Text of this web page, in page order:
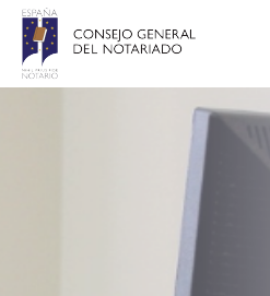
Salta al contingut principal